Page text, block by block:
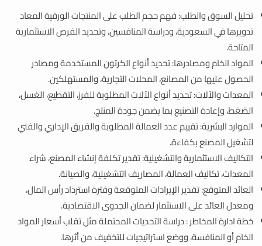
تحليل السوق والطلب: فهم حجم الطلب على المنتجات الورقية المعاد
تدويرها في السعودية، ودراسة المنافسين، وتحديد الفرص الاستثمارية
المتاحة.
المواد الخام ومصادرها: تحديد أنواع الكرتون المستخدمة ومصادر
الحصول عليها من المصانع، المحلات التجارية، والمستهلكين.
المعدات والآلات: تحديد أنواع الآلات المطلوبة للفرز، التقطيع، الغسل،
الضغط، وإعادة التصنيع بما يضمن جودة المنتج.
الموارد البشرية: تقييم عدد العمالة المطلوبة والفريق الإداري والفني
لتشغيل المصنع بكفاءة.
التكاليف الاستثمارية والتشغيلية: تقدير تكلفة إنشاء المصنع، شراء
المعدات، تكاليف العمالة، المصاريف التشغيلية، والصيانة.
العائد المتوقع: تقدير الإيرادات المتوقعة وفترة استرداد رأس المال،
ومعدل العائد على الاستثمار لضمان الجدوى الاقتصادية.
خطة ادارة المخاطر : دراسة التحديات المحتملة مثل تقلب أسعار المواد
الخام أو المنافسة، ووضع استراتيجيات للتخفيف من أثرها.